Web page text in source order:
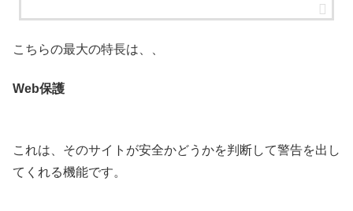
こちらの最大の特長は、、
Web保護
これは、そのサイトが安全かどうかを判断して警告を出し
てくれる機能です。